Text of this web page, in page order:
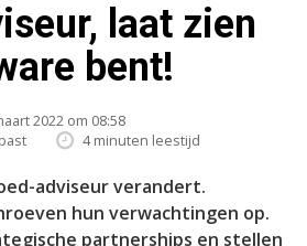
laat zien
bent!
2022 om 08:58
4 minuten leestijd
adviseur verandert.
hun verwachtingen op.
partnerships en stellen